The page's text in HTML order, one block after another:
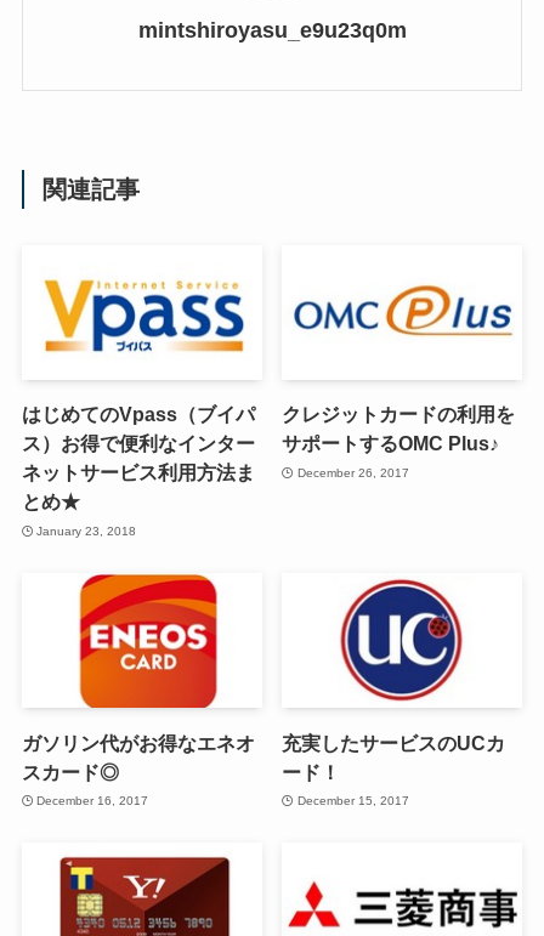
mintshiroyasu_e9u23q0m
関連記事
はじめてのVpass（ブイパ
ス）お得で便利なインター
ネットサービス利用方法ま
とめ★
January 23, 2018
クレジットカードの利用を
サポートするOMC Plus♪
December 26, 2017
ガソリン代がお得なエネオ
スカード◎
December 16, 2017
充実したサービスのUCカ
ード！
December 15, 2017